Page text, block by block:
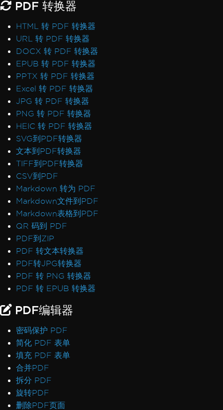
PDF 转换器
HTML 转 PDF 转换器
URL 转 PDF 转换器
DOCX 转 PDF 转换器
EPUB 转 PDF 转换器
PPTX 转 PDF 转换器
Excel 转 PDF 转换器
JPG 转 PDF 转换器
PNG 转 PDF 转换器
HEIC 转 PDF 转换器
SVG到PDF转换器
文本到PDF转换器
TIFF到PDF转换器
CSV到PDF
Markdown 转为 PDF
Markdown文件到PDF
Markdown表格到PDF
QR 码到 PDF
PDF到ZIP
PDF 转文本转换器
PDF转JPG转换器
PDF 转 PNG 转换器
PDF 转 EPUB 转换器
PDF编辑器
密码保护 PDF
简化 PDF 表单
填充 PDF 表单
合并PDF
拆分 PDF
旋转PDF
删除PDF页面